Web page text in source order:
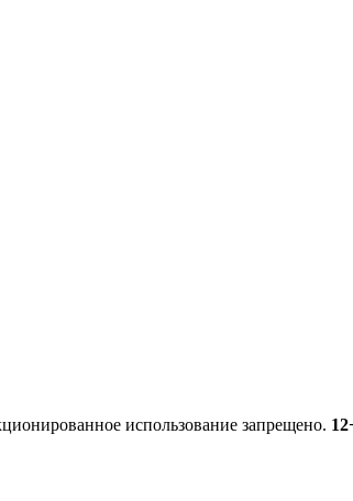
использование запрещено.